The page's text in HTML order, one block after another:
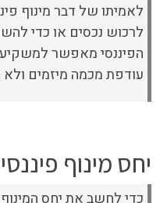
לאמיתו של דבר מינוף
לרכוש נכסים או כדי
הפיננסי מאפשר למשקיע
עודפת מכמה מיזמים
יחס מינוף פיננסי